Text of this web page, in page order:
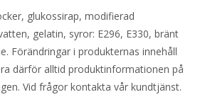
glukossirap, modifierad
gelatin, syror: E296, E330, bränt
Förändringar i produkternas innehåll
därför alltid produktinformationen på
Vid frågor kontakta vår kundtjänst.